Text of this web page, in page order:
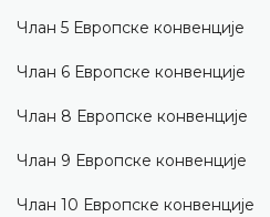
Члан 5 Европске конвенције
Члан 6 Европске конвенције
Члан 8 Европске конвенције
Члан 9 Европске конвенције
Члан 10 Европске конвенције